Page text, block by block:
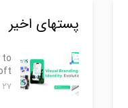
پستهای اخیر
to
۲۷ آبان ۱۴۰۴